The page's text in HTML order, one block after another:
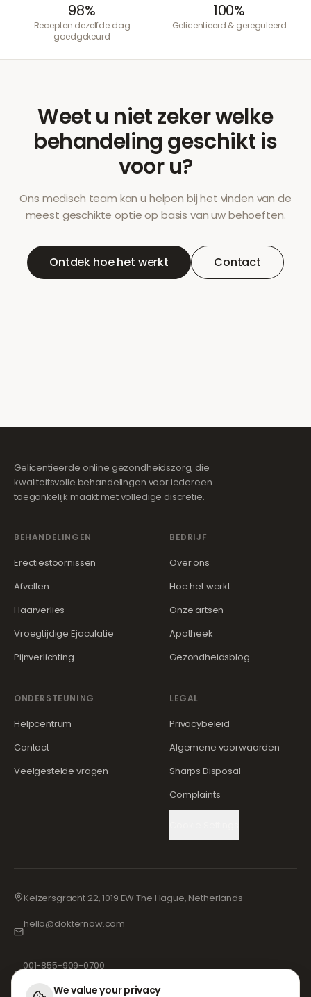
98%
Recepten dezelfde dag
goedgekeurd
100%
Gelicentieerd & gereguleerd
Weet u niet zeker welke
behandeling geschikt is
voor u?
Ons medisch team kan u helpen bij het vinden van de
meest geschikte optie op basis van uw behoeften.
Ontdek hoe het werkt Contact
Gelicentieerde online gezondheidszorg, die
kwaliteitsvolle behandelingen voor iedereen
toegankelijk maakt met volledige discretie.
BEHANDELINGEN
Erectiestoornissen
Afvallen
Haarverlies
Vroegtijdige Ejaculatie
Pijnverlichting
BEDRIJF
Over ons
Hoe het werkt
Onze artsen
Apotheek
Gezondheidsblog
ONDERSTEUNING
Helpcentrum
Contact
Veelgestelde vragen
LEGAL
Privacybeleid
Algemene voorwaarden
Sharps Disposal
Complaints
Keizersgracht 22, 1019 EW The Hague, Netherlands
hello@dokternow.com
📞
001-855-909-0700
We value your privacy